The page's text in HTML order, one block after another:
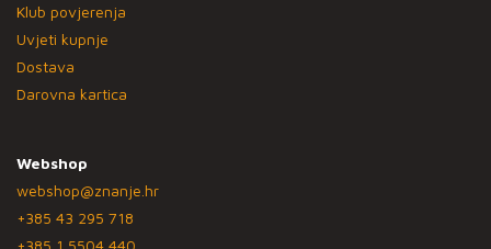
Klub povjerenja
Uvjeti kupnje
Dostava
Darovna kartica
Webshop
webshop@znanje.hr
+385 43 295 718
+385 1 5504 440